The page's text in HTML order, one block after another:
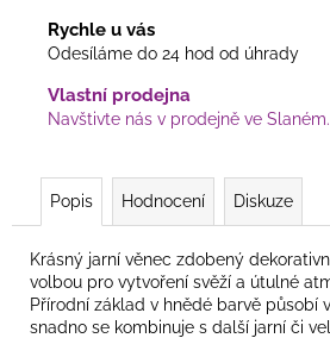
Rychle u vás
Odesíláme do 24 hod od úhrady
Vlastní prodejna
Navštivte nás v prodejně ve Slaném.
Popis Hodnocení Diskuze
Krásný jarní věnec zdobený
volbou pro vytvoření svěží a útulné
Přírodní základ v hnědé barvě působí
snadno se kombinuje s další jarní či